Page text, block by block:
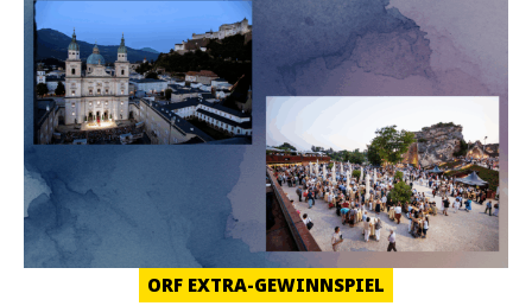
ORF EXTRA-GEWINNSPIEL